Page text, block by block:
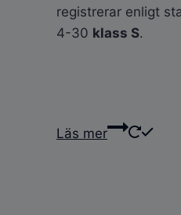
registrerar enligt
4-30 klass S.
Läs mer